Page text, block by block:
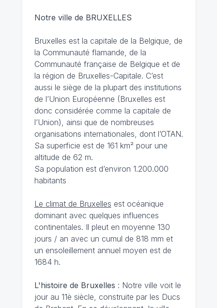
Notre ville de BRUXELLES
Bruxelles est la capitale de la Belgique, de
la Communauté flamande, de la
Communauté française de Belgique et de
la région de Bruxelles-Capitale. C’est
aussi le siège de la plupart des institutions
de l’Union Européenne (Bruxelles est
donc considérée comme la capitale de
l’Union), ainsi que de nombreuses
organisations internationales, dont l’OTAN.
Sa superficie est de 161 km² pour une
altitude de 62 m.
Sa population est d’environ 1.200.000
habitants
Le climat de Bruxelles est océanique
dominant avec quelques influences
continentales. Il pleut en moyenne 130
jours / an avec un cumul de 818 mm et
un ensoleillement annuel moyen est de
1684 h.
L'histoire de Bruxelles : Notre ville voit le
jour au 11è siècle, construite par les Ducs